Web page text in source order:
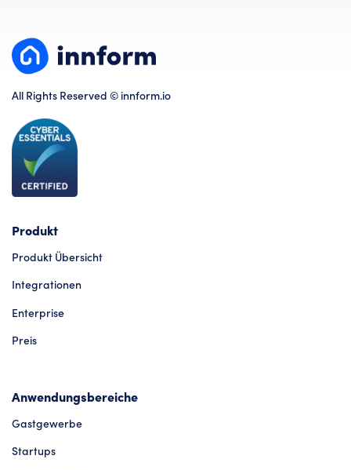
All Rights Reserved © innform.io
Produkt
Produkt Übersicht
Integrationen
Enterprise
Preis
Anwendungsbereiche
Gastgewerbe
Startups